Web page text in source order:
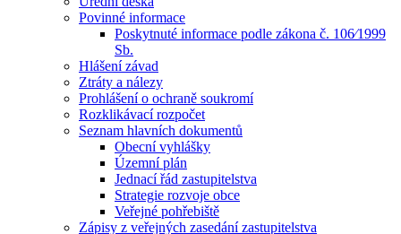
Povinné informace
Poskytnuté informace podle zákona č. 106⁄1999
Sb.
Hlášení závad
Ztráty a nálezy
Prohlášení o ochraně soukromí
Rozklikávací rozpočet
Seznam hlavních dokumentů
Obecní vyhlášky
Územní plán
Jednací řád zastupitelstva
Strategie rozvoje obce
Veřejné pohřebiště
Zápisy z veřejných zasedání zastupitelstva